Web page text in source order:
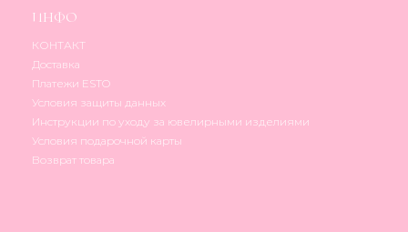
ИНФО
КОНТАКТ
Доставка
Платежи ESTO
Условия защиты данных
Инструкции по уходу за ювелирными изделиями
Условия подарочной карты
Возврат товара